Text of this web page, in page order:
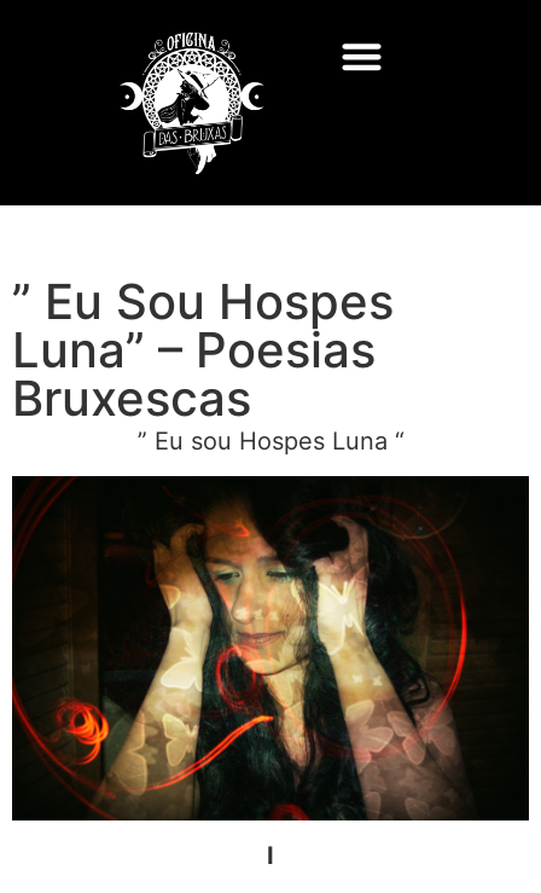
” Eu Sou Hospes
Luna” – Poesias
Bruxescas
” Eu sou Hospes Luna “
I